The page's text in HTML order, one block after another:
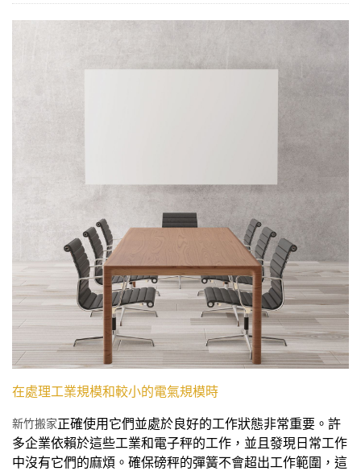
在處理工業規模和較小的電氣規模時
新竹搬家正確使用它們並處於良好的工作狀態非常重要。許
多企業依賴於這些工業和電子秤的工作，並且發現日常工作
中沒有它們的麻煩。確保磅秤的彈簧不會超出工作範圍，這